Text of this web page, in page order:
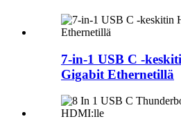
7-in-1 USB C -
Gigabit Ethernetillä